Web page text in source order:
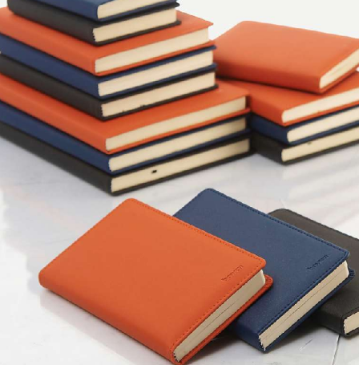
笔记本定制
笔记本定制